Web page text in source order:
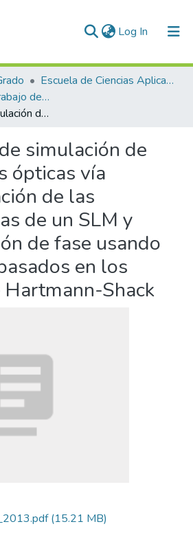
Log In (current)
Escuela de Ciencias Aplicadas e Ingeniería
Ingeniería Física (trabajo de grado)
Plataforma de simulación de aberraciones ópticas vía implementación de las características de un SLM y reconstrucción de fase usando algoritmos basados en los sensores de Hartmann-Shack
simulación de
ópticas vía
de las
de un SLM y
de fase usando
en los
Hartmann-Shack
(15.21 MB)